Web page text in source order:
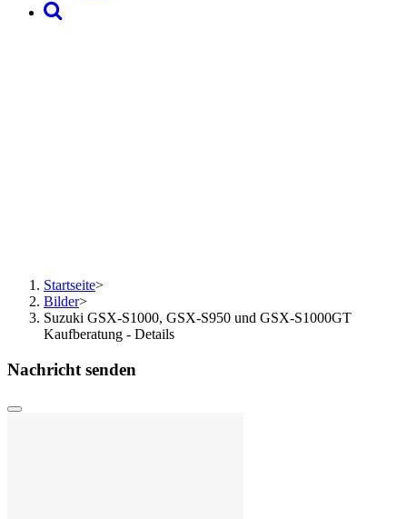
Startseite>
Bilder>
Suzuki GSX-S1000, GSX-S950 und GSX-S1000GT
Kaufberatung - Details
Nachricht senden